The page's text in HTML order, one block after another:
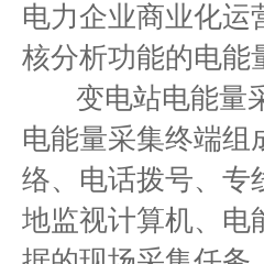
电力企业商业化运
核分析功能的电能
变电站电能量采
电能量采集终端组
络、电话拨号、专
地监视计算机、电